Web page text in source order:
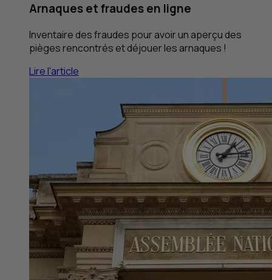
Arnaques et fraudes en ligne
Inventaire des fraudes pour avoir un aperçu des
pièges rencontrés et déjouer les arnaques !
Lire l'article